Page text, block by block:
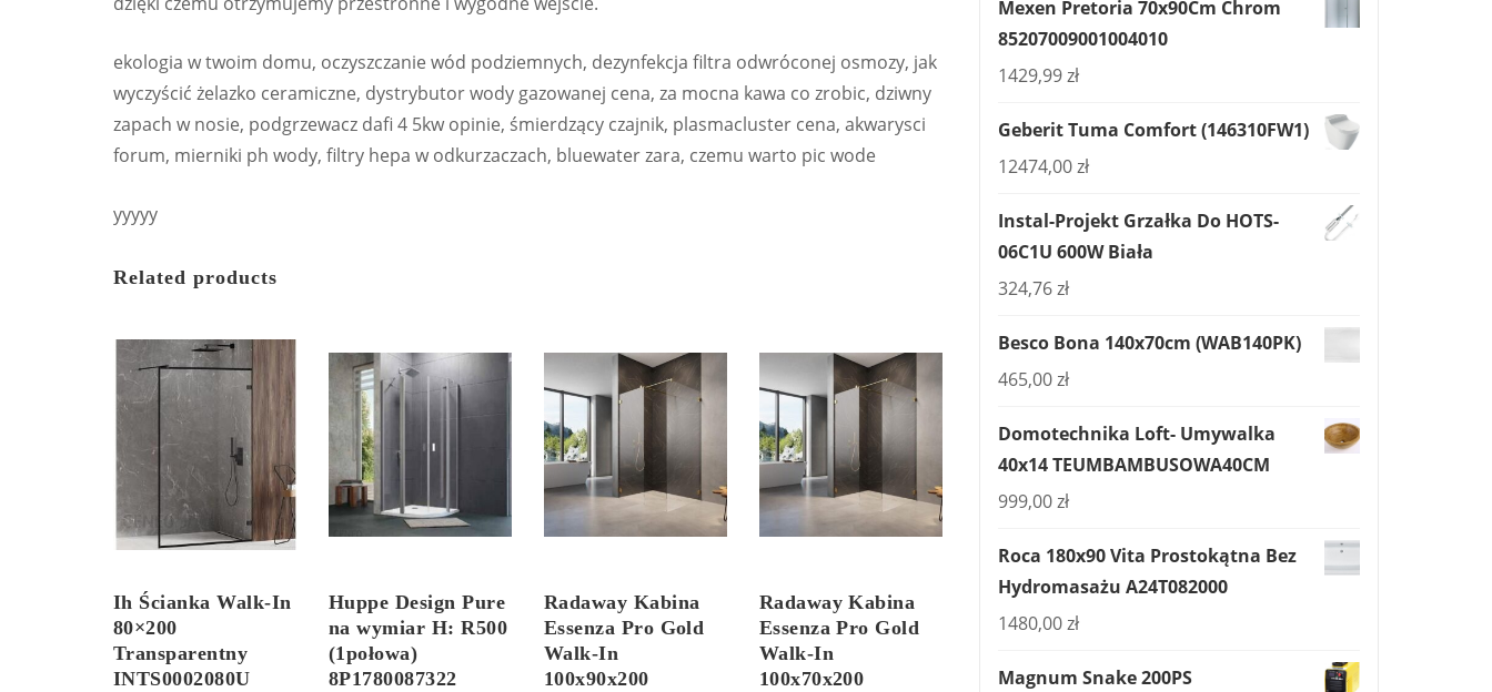
ekologia w twoim domu, oczyszczanie wód podziemnych, dezynfekcja filtra odwróconej osmozy, jak
wyczyścić żelazko ceramiczne, dystrybutor wody gazowanej cena, za mocna kawa co zrobic, dziwny
zapach w nosie, podgrzewacz dafi 4 5kw opinie, śmierdzący czajnik, plasmacluster cena, akwarysci
forum, mierniki ph wody, filtry hepa w odkurzaczach, bluewater zara, czemu warto pic wode
yyyyy
Related products
Ih Ścianka Walk-In
80×200
Transparentny
INTS0002080U
Huppe Design Pure
na wymiar H: R500
(1połowa)
8P1780087322
Radaway Kabina
Essenza Pro Gold
Walk-In
100x90x200
Radaway Kabina
Essenza Pro Gold
Walk-In
100x70x200
Mexen Pretoria 70x90Cm Chrom
85207009001004010
1429,99zł
Geberit Tuma Comfort (146310FW1)
12474,00zł
Instal-Projekt Grzałka Do HOTS-
06C1U 600W Biała
324,76zł
Besco Bona 140x70cm (WAB140PK)
465,00zł
Domotechnika Loft- Umywalka
40x14 TEUMBAMBUSOWA40CM
999,00zł
Roca 180x90 Vita Prostokątna Bez
Hydromasażu A24T082000
1480,00zł
Magnum Snake 200PS